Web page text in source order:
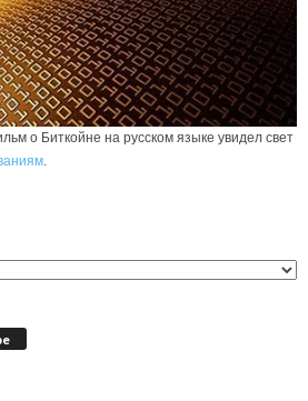
о Биткойне на русском языке увидел свет